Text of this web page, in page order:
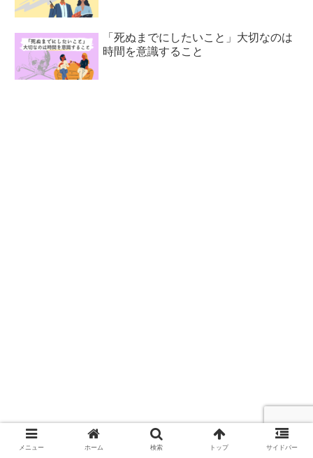
「死ぬまでにしたいこと」大切なのは
時間を意識すること
メニュー ホーム 検索 トップ サイドバー